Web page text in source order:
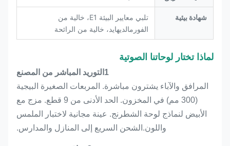
شهادة بيئية
تلبي معايير البيئة E1، خالية من
الفورمالديهايد، خالية من الرائحة
لماذا تختار لوحاتنا الصوتية
المرافق والآباء يشترون مباشرة. المربعات الصغيرة البيجية
(300 مم) في المخزون. الحد الأدنى من 9 قطع. مزج مع
الأبيض لنماذج لوحة الشطرنج. عينة مجانية لاختبار الملمس
واللون.الشحن السريع إلى المنازل والمدارس.